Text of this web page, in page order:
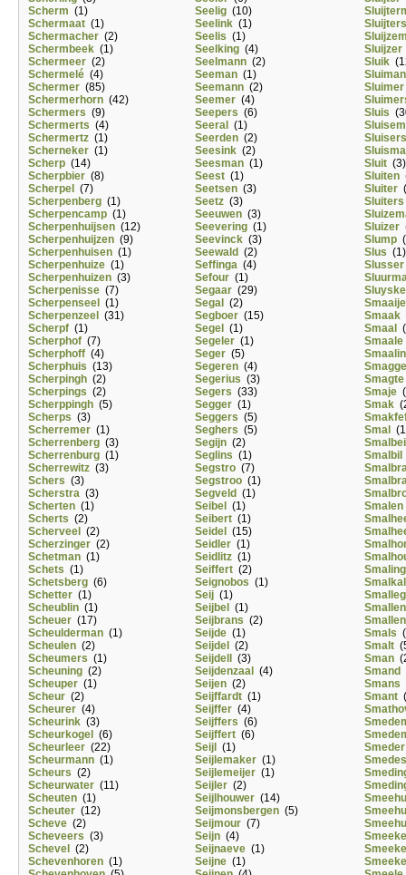
Scherm (1)
Schermaat (1)
Schermacher (2)
Schermbeek (1)
Schermeer (2)
Schermelé (4)
Schermer (85)
Schermerhorn (42)
Schermers (9)
Schermerts (4)
Schermertz (1)
Scherneker (1)
Scherp (14)
Scherpbier (8)
Scherpel
(7)
Scherpenberg (1)
Scherpencamp (1)
Scherpenhuijsen (12)
Scherpenhuijzen (9)
Scherpenhuisen (1)
Scherpenhuize (1)
Scherpenhuizen (3)
Scherpenisse (7)
Scherpenseel
(1)
Scherpenzeel
(31)
Scherpf (1)
Scherphof (7)
Scherphoff (4)
Scherphuis (13)
Scherpingh (2)
Scherpings (2)
Scherppingh (5)
Scherps (3)
Scherremer (1)
Scherrenberg (3)
Scherrenburg (1)
Scherrewitz (3)
Schers (3)
Scherstra (3)
Scherten (1)
Scherts (2)
Scherveel
(2)
Scherzinger (2)
Schetman (1)
Schets (1)
Schetsberg (6)
Schetter (1)
Scheublin (1)
Scheuer (17)
Scheulderman (1)
Scheulen (2)
Scheumers (1)
Scheuning (2)
Scheuper (1)
Scheur (2)
Scheurer (4)
Scheurink (3)
Scheurkogel
(6)
Scheurleer (22)
Scheurmann (1)
Scheurs (2)
Scheurwater (11)
Scheuten (1)
Scheuter (12)
Scheve (2)
Scheveers (3)
Schevel
(2)
Schevenhoren (1)
Seelig (10)
Seelink (1)
Seelis (1)
Seelking (4)
Seelmann (2)
Seeman (1)
Seemann (2)
Seemer (4)
Seepers (6)
Seeral
(1)
Seerden (2)
Seesink (2)
Seesman (1)
Seest (1)
Seetsen (3)
Seetz (3)
Seeuwen (3)
Seevering (1)
Seevinck (3)
Seewald (2)
Seffinga (4)
Sefour (1)
Segaar (29)
Segal
(2)
Segboer (15)
Segel
(1)
Segeler (1)
Seger (5)
Segeren (4)
Segerius (3)
Segers (33)
Segger (1)
Seggers (5)
Seghers (5)
Segijn (2)
Seglins (1)
Segstro (7)
Segstroo (1)
Segveld (1)
Seibel
(1)
Seibert (1)
Seidel
(15)
Seidler (1)
Seidlitz (1)
Seiffert (2)
Seignobos (1)
Seij (1)
Seijbel
(1)
Seijbrans (2)
Seijde (1)
Seijdel
(2)
Seijdell
(3)
Seijdenzaal
(4)
Seijen (2)
Seijffardt (1)
Seijffer (4)
Seijffers (6)
Seijffert (6)
Seijl
(1)
Seijlemaker (1)
Seijlemeijer (1)
Seijler (2)
Seijlhouwer (14)
Seijmonsbergen (5)
Seijmour (7)
Seijn (4)
Seijnaeve (1)
Seijne (1)
Sluijters
Sluijzer
Sluik
Sluiman
Sluimer
Sluis
Sluisers
Sluit (3)
Sluiten
Sluiter
Sluiters
Sluizer
Slump
Slus (1)
Slusser
Smaaije
Smaak
Smaal
Smaale
Smagge
Smagte
Smaje
Smak
Smal
Smalbil
Smalen
Smaling
Smals
Smalt
Sman
Smand
Smans
Smant
Smeder
Smedes